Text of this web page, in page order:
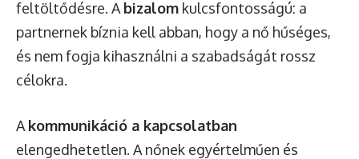
feltöltődésre. A bizalom kulcsfontosságú: a
partnernek bíznia kell abban, hogy a nő hűséges,
és nem fogja kihasználni a szabadságát rossz
célokra.
A kommunikáció a kapcsolatban
elengedhetetlen. A nőnek egyértelműen és